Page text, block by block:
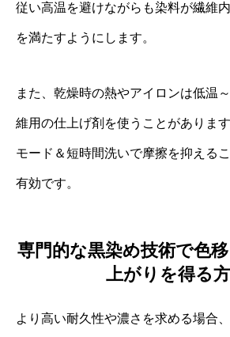
従い高温を避けながらも染料が繊維
を満たすようにします。
また、乾燥時の熱やアイロンは低温
維用の仕上げ剤を使うことがありま
モード＆短時間洗いで摩擦を抑える
有効です。
専門的な黒染め技術で色
上がりを得る
より高い耐久性や濃さを求める場合